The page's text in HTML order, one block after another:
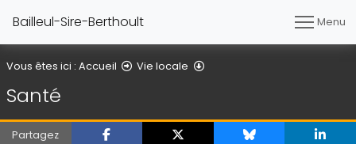
Bailleul-Sire-Berthoult Menu
Vous êtes ici : Accueil Vie locale
Santé
Partagez